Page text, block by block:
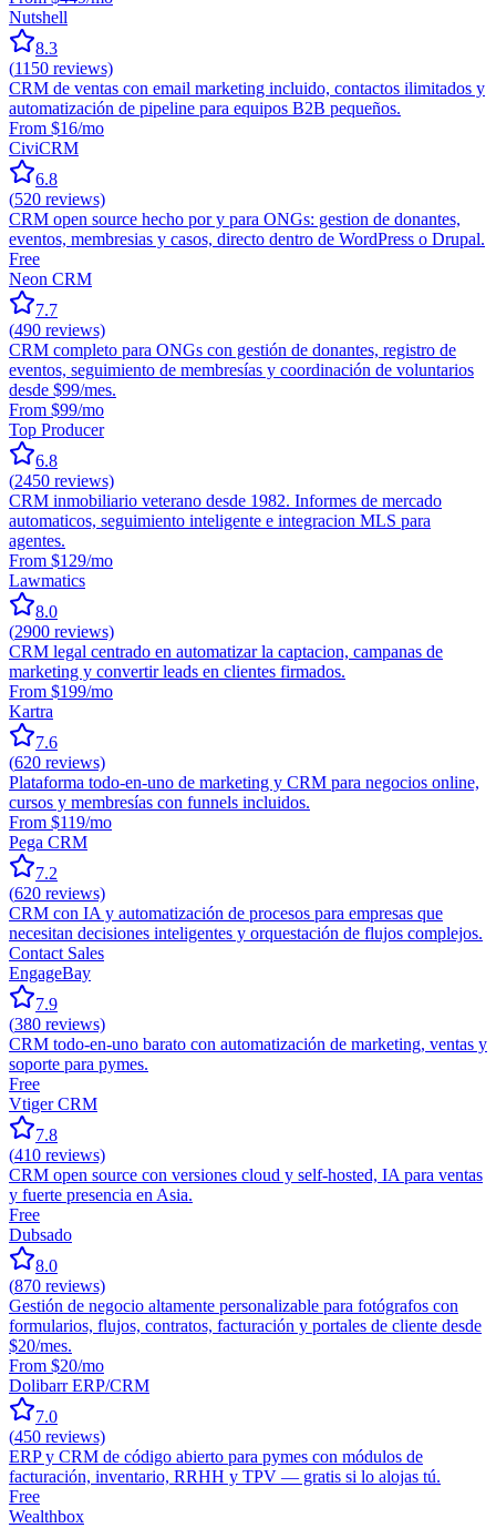
Nutshell
8.3
(1150 reviews)
CRM de ventas con email marketing incluido, contactos ilimitados y
automatización de pipeline para equipos B2B pequeños.
From $16/mo
CiviCRM
6.8
(520 reviews)
CRM open source hecho por y para ONGs: gestion de donantes,
eventos, membresias y casos, directo dentro de WordPress o Drupal.
Free
Neon CRM
7.7
(490 reviews)
CRM completo para ONGs con gestión de donantes, registro de
eventos, seguimiento de membresías y coordinación de voluntarios
desde $99/mes.
From $99/mo
Top Producer
6.8
(2450 reviews)
CRM inmobiliario veterano desde 1982. Informes de mercado
automaticos, seguimiento inteligente e integracion MLS para
agentes.
From $129/mo
Lawmatics
8.0
(2900 reviews)
CRM legal centrado en automatizar la captacion, campanas de
marketing y convertir leads en clientes firmados.
From $199/mo
Kartra
7.6
(620 reviews)
Plataforma todo-en-uno de marketing y CRM para negocios online,
cursos y membresías con funnels incluidos.
From $119/mo
Pega CRM
7.2
(620 reviews)
CRM con IA y automatización de procesos para empresas que
necesitan decisiones inteligentes y orquestación de flujos complejos.
Contact Sales
EngageBay
7.9
(380 reviews)
CRM todo-en-uno barato con automatización de marketing, ventas y
soporte para pymes.
Free
Vtiger CRM
7.8
(410 reviews)
CRM open source con versiones cloud y self-hosted, IA para ventas
y fuerte presencia en Asia.
Free
Dubsado
8.0
(870 reviews)
Gestión de negocio altamente personalizable para fotógrafos con
formularios, flujos, contratos, facturación y portales de cliente desde
$20/mes.
From $20/mo
Dolibarr ERP/CRM
7.0
(450 reviews)
ERP y CRM de código abierto para pymes con módulos de
facturación, inventario, RRHH y TPV — gratis si lo alojas tú.
Free
Wealthbox